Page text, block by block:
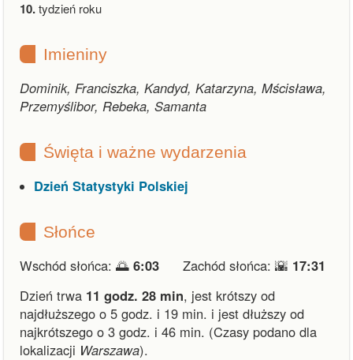
10.tydzień roku
Imieniny
Dominik, Franciszka, Kandyd, Katarzyna, Mścisława,
Przemyślibor, Rebeka, Samanta
Święta i ważne wydarzenia
Dzień Statystyki Polskiej
Słońce
Wschód słońca: 🌅 6:03 Zachód słońca: 🌇 17:31
Dzień trwa 11 godz. 28 min, jest krótszy od
najdłuższego o 5 godz. i 19 min. i jest dłuższy od
najkrótszego o 3 godz. i 46 min. (Czasy podano dla
lokalizacji Warszawa).